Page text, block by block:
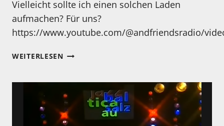
Vielleicht sollte ich einen solchen Laden
aufmachen? Für uns?
https://www.youtube.com/@andfriendsradio/
WEITERLESENCHILLEN